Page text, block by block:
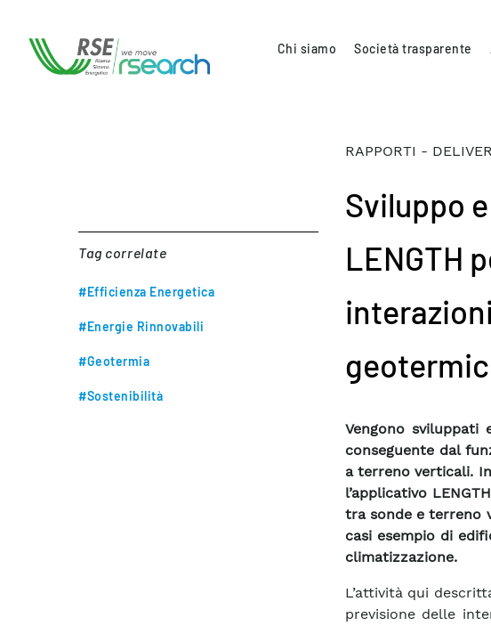
Chi siamo Società trasparente
Tag correlate
#Efficienza Energetica
#Energie Rinnovabili
#Geotermia
#Sostenibilità
RAPPORTI -
Sviluppo
LENGTH
Vengono
conseguente dal
a terreno verticali.
l’applicativo
tra sonde e terreno
casi esempio di
climatizzazione.
L’attività qui
previsione delle